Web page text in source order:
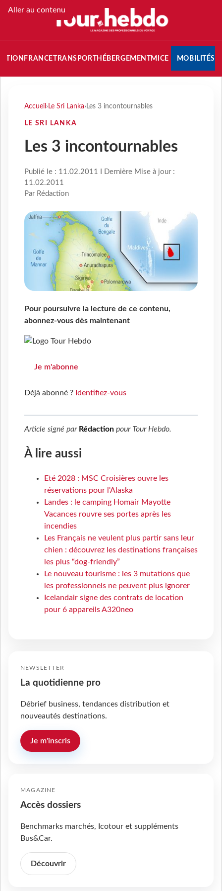
Aller au contenu
FRANCETRANSPORT HÉBERGEMENTMICE MOBILITÉS
Accueil › Le Sri Lanka› Les 3 incontournables
LE SRI LANKA
Les 3 incontournables
Publié le : 11.02.2011 I Dernière Mise à jour :
11.02.2011
Par Rédaction
Pour poursuivre la lecture de ce contenu,
abonnez-vous dès maintenant
Je m'abonne
Déjà abonné ? Identifiez-vous
Article signé par Rédaction pour Tour Hebdo.
À lire aussi
Eté 2028 : MSC Croisières ouvre les
réservations pour l'Alaska
Landes : le camping Homair Mayotte
Vacances rouvre ses portes après les
incendies
Les Français ne veulent plus partir sans leur
chien : découvrez les destinations françaises
les plus “dog-friendly”
Le nouveau tourisme : les 3 mutations que
les professionnels ne peuvent plus ignorer
Icelandair signe des contrats de location
pour 6 appareils A320neo
NEWSLETTER
La quotidienne pro
Débrief business, tendances distribution et
nouveautés destinations.
Je m'inscris
MAGAZINE
Accès dossiers
Benchmarks marchés, Icotour et suppléments
Bus&Car.
Découvrir